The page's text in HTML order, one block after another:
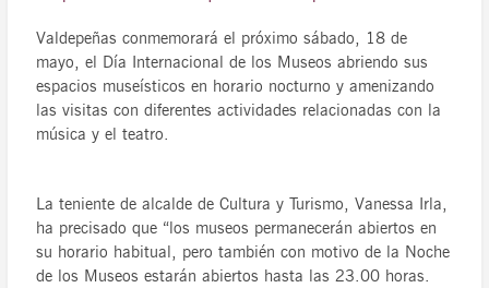
Valdepeñas conmemorará el próximo sábado, 18 de
mayo, el Día Internacional de los Museos abriendo sus
espacios museísticos en horario nocturno y amenizando
las visitas con diferentes actividades relacionadas con la
música y el teatro.
La teniente de alcalde de Cultura y Turismo, Vanessa Irla,
ha precisado que “los museos permanecerán abiertos en
su horario habitual, pero también con motivo de la Noche
de los Museos estarán abiertos hasta las 23.00 horas.